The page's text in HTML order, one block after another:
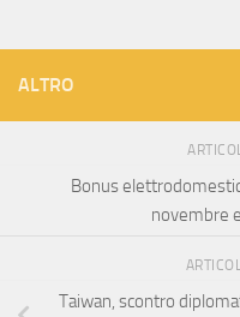
ALTRO
Bonus
novembre
Taiwan, scontro